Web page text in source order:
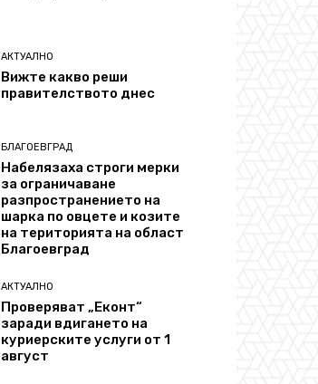
АКТУАЛНО
Вижте какво реши
правителството днес
БЛАГОЕВГРАД
Набелязаха строги мерки
за ограничаване
разпространението на
шарка по овцете и козите
на територията на област
Благоевград
АКТУАЛНО
Проверяват „Еконт“
заради вдигането на
куриерските услуги от 1
август